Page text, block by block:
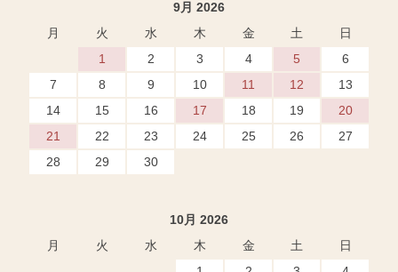
9月 2026
月
火 水 木 金 土
日
1
2 3 4 5
6
7
8 9 10 11 12
13
14
15 16 17 18 19
20
21
22 23 24 25 26
27
28
29 30
10月 2026
月
火 水 木 金 土
日